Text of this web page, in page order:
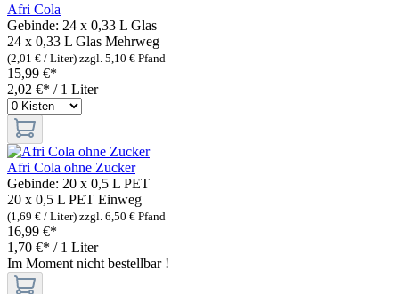
Afri Cola
Gebinde: 24 x 0,33 L Glas
24 x 0,33 L Glas Mehrweg
(2,01 € / Liter) zzgl. 5,10 € Pfand
15,99 €*
2,02 €* / 1 Liter
Afri Cola ohne Zucker
Gebinde: 20 x 0,5 L PET
20 x 0,5 L PET Einweg
(1,69 € / Liter) zzgl. 6,50 € Pfand
16,99 €*
1,70 €* / 1 Liter
Im Moment nicht bestellbar !